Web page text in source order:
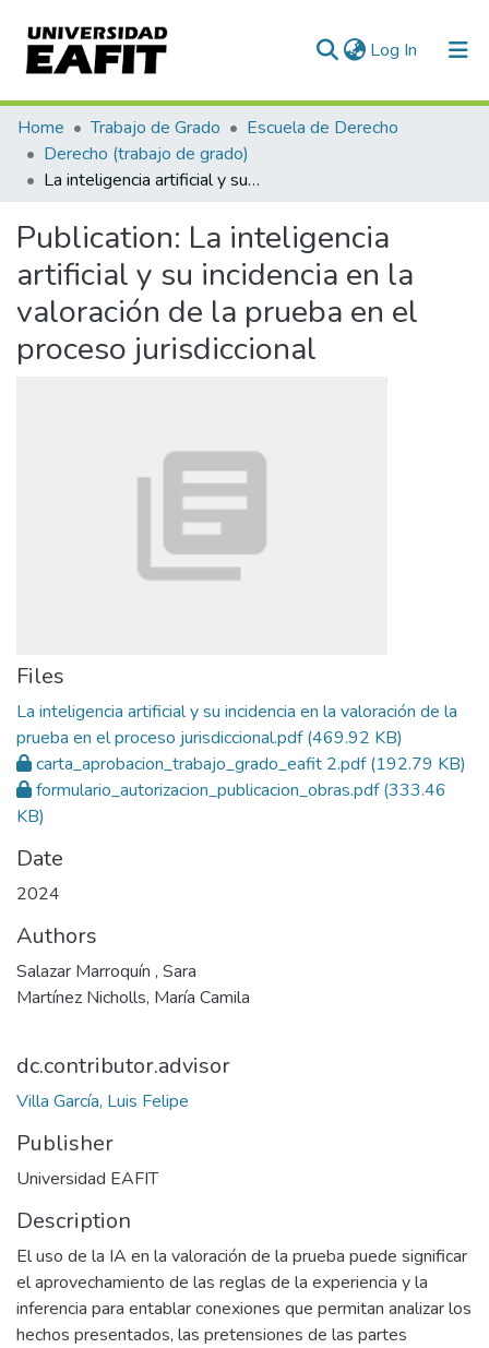
Log In (current)
Communities & Collections
All of DSpace
Home Trabajo de Grado
Escuela de Derecho
Derecho (trabajo de grado)
La inteligencia artificial y su incidencia en la valoración de la prueba en el proceso jurisdiccional
Publication: La inteligencia
artificial y su incidencia en la
valoración de la prueba en el
proceso jurisdiccional
Files
La inteligencia artificial y su incidencia en la valoración de la
prueba en el proceso jurisdiccional.pdf(469.92 KB)
carta_aprobacion_trabajo_grado_eafit 2.pdf(192.79 KB)
formulario_autorizacion_publicacion_obras.pdf(333.46
KB)
Date
2024
Authors
Salazar Marroquín , Sara
Martínez Nicholls, María Camila
dc.contributor.advisor
Villa García, Luis Felipe
Publisher
Universidad EAFIT
Description
El uso de la IA en la valoración de la prueba puede significar
el aprovechamiento de las reglas de la experiencia y la
inferencia para entablar conexiones que permitan analizar los
hechos presentados, las pretensiones de las partes